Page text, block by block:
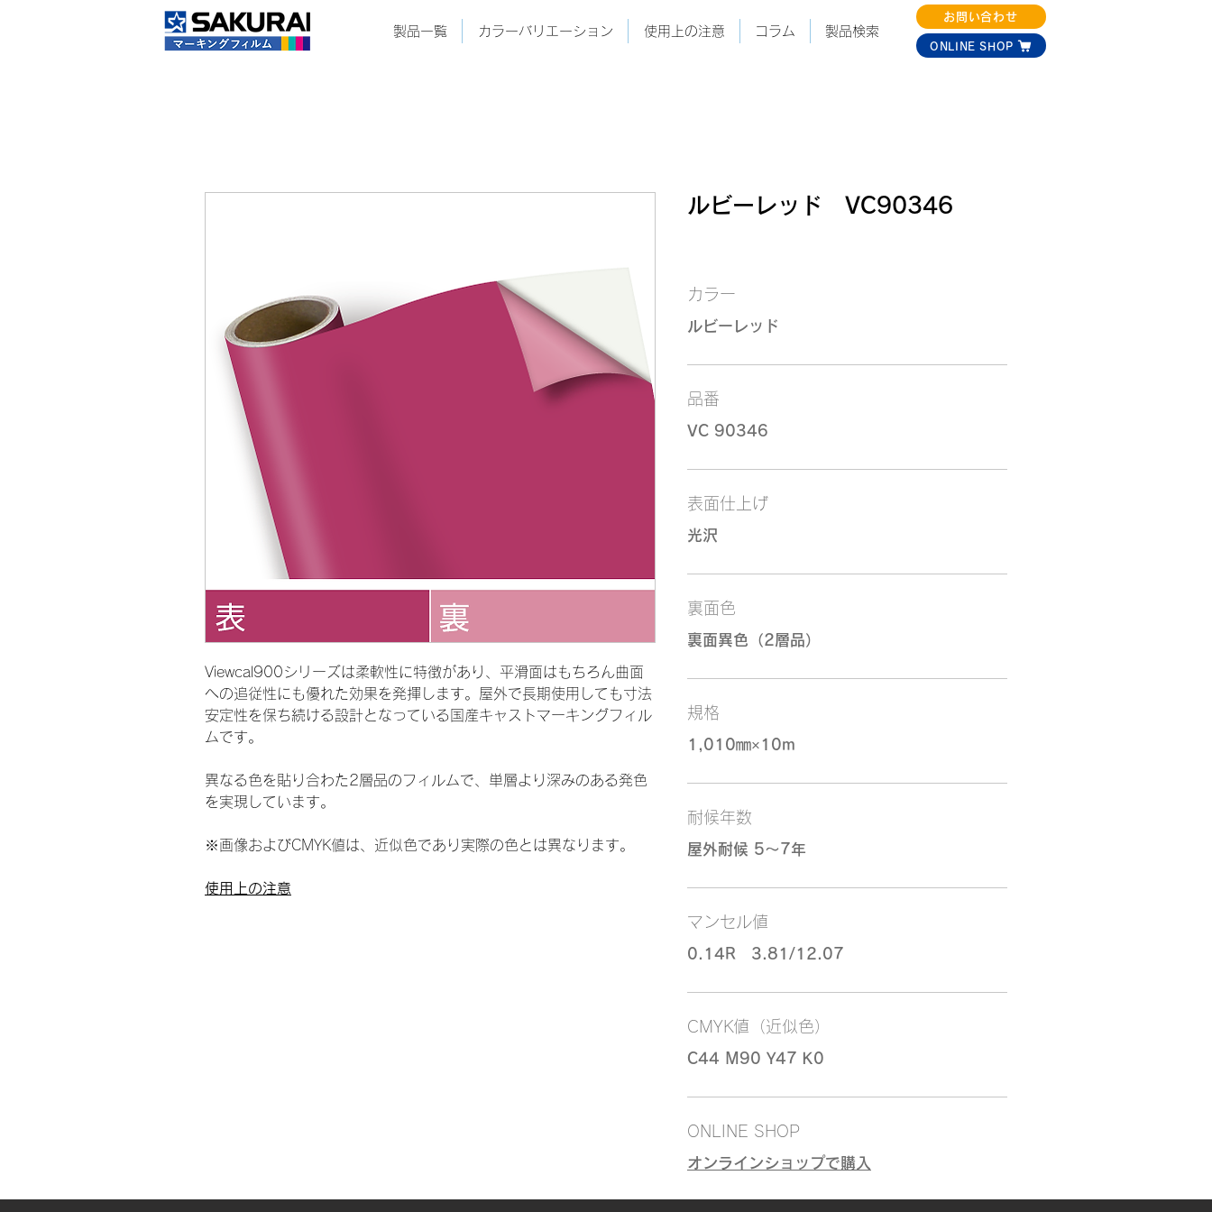
製品一覧 カラーバリエーション 使用上の注意 コラム 製品検索
お問い合わせ
ONLINE SHOP
Viewcal900シリーズは柔軟性に特徴があり、平滑面はもちろん曲面
への追従性にも優れた効果を発揮します。屋外で長期使用しても寸法
安定性を保ち続ける設計となっている国産キャストマーキングフィル
ムです。
異なる色を貼り合わた2層品のフィルムで、単層より深みのある発色
を実現しています。
※画像およびCMYK値は、近似色であり実際の色とは異なります。
使用上の注意
ルビーレッド VC90346
カラー
ルビーレッド
品番
VC 90346
表面仕上げ
光沢
裏面色
裏面異色（2層品）
規格
1,010㎜×10m
耐候年数
屋外耐候 5～7年
マンセル値
0.14R 3.81/12.07
CMYK値（近似色）
C44 M90 Y47 K0
ONLINE SHOP
オンラインショップで購入